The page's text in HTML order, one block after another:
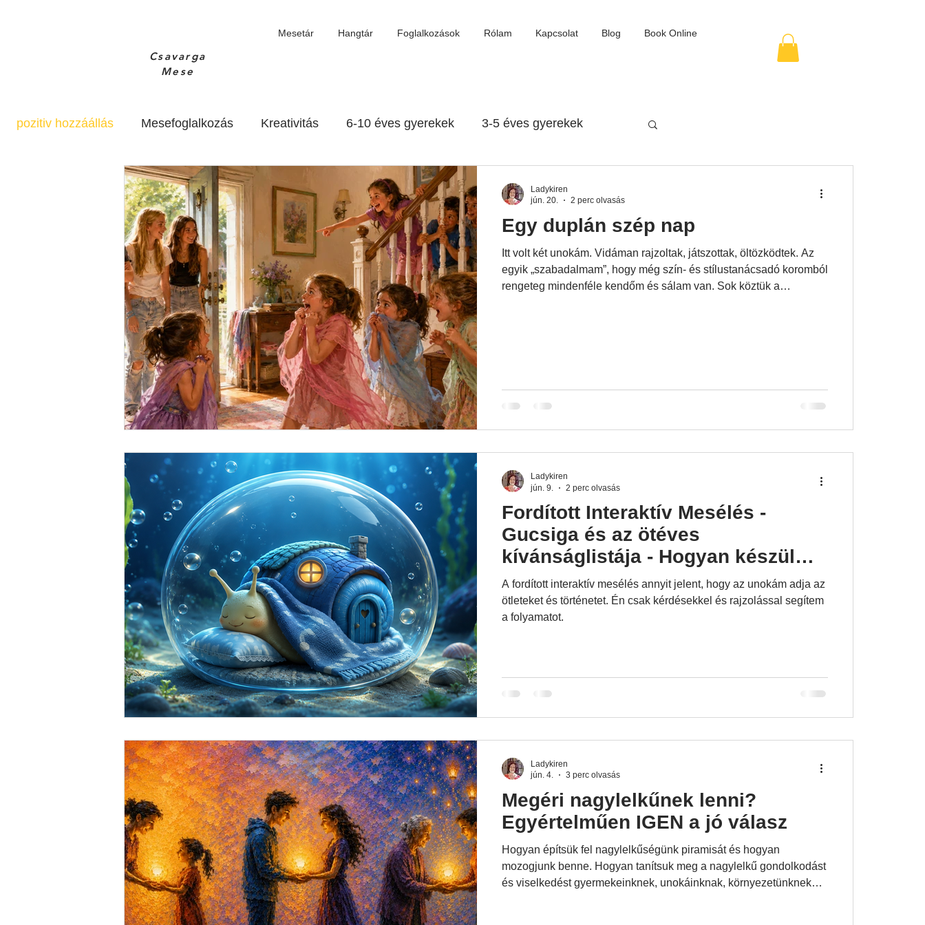
Csavarga
Mese
Mesetár Hangtár Foglalkozások Rólam Kapcsolat Blog Book Online
pozitiv hozzáállás Mesefoglalkozás Kreativitás 6-10 éves gyerekek 3-5 éves gyerekek
A mesékről Filmek, könyvek Gondolatok
Egy duplán szép nap
Itt volt két unokám. Vidáman rajzoltak, játszottak, öltözködtek. Az
egyik „szabadalmam”, hogy még szín- és stílustanácsadó koromból
rengeteg mindenféle kendőm és sálam van. Sok köztük a
Ladykiren
jún. 20.
2 perc olvasás
Fordított Interaktív Mesélés -
Gucsiga és az ötéves
kívánságlistája - Hogyan készül
egy mese és hogyan válik játékká
A fordított interaktív mesélés annyit jelent, hogy az unokám adja az
ötleteket és történetet. Én csak kérdésekkel és rajzolással segítem
a folyamatot.
Ladykiren
jún. 9.
2 perc olvasás
Megéri nagylelkűnek lenni?
Egyértelműen IGEN a jó válasz
Hogyan építsük fel nagylelkűségünk piramisát és hogyan
mozogjunk benne. Hogyan tanítsuk meg a nagylelkű gondolkodást
és viselkedést gyermekeinknek, unokáinknak, környezetünknek
Ladykiren
jún. 4.
3 perc olvasás